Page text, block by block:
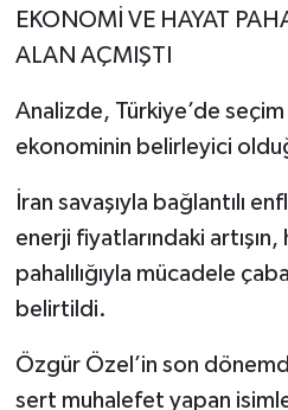
EKONOMİ VE HAYAT
ALAN AÇMIŞTI
Analizde, Türkiye’de seçim
ekonominin belirleyici
İran savaşıyla bağlantılı
enerji fiyatlarındaki
pahalılığıyla mücadele
belirtildi.
Özgür Özel’in son
sert muhalefet yapan